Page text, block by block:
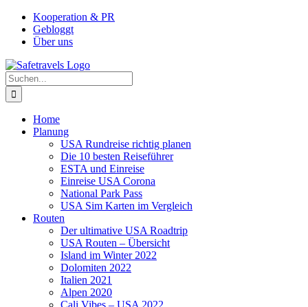
Zum
Inhalt
springen
Facebook
Instagram
YouTube
PinterestKooperation & PR
Gebloggt
Über uns
Suche
nach:
Home
Planung
USA Rundreise richtig planen
Die 10 besten Reiseführer
ESTA und Einreise
Einreise USA Corona
National Park Pass
USA Sim Karten im Vergleich
Routen
Der ultimative USA Roadtrip
USA Routen – Übersicht
Island im Winter 2022
Dolomiten 2022
Italien 2021
Alpen 2020
Cali Vibes – USA 2022